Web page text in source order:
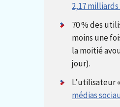
2,17
70 % des
moins une
la moitié
jour).
L’utilisateur
médias